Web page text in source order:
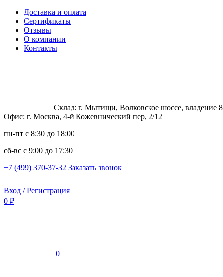
Доставка и оплата
Сертификаты
Отзывы
О компании
Контакты
Склад: г. Мытищи, Волковское шоссе, владение 8
Офис: г. Москва, 4-й Кожевнический пер, 2/12
пн-пт с 8:30 до 18:00
сб-вс с 9:00 до 17:30
+7 (499) 370-37-32 Заказать звонок
Вход / Регистрация
0 ₽
0